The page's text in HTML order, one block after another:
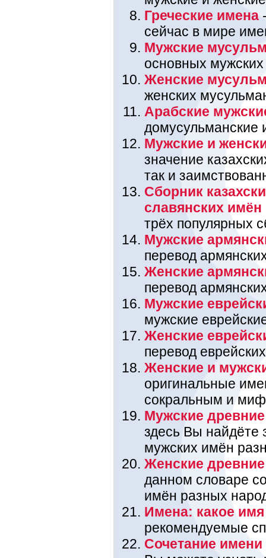
Греческие имена
сейчас в мире
Мужские
основных
Женские
женских
Арабские
домусульманские
Мужские и
значение
так и
Сборник
славянских имён
трёх популярных
Мужские
перевод
Женские
перевод
Мужские
мужские
Женские
перевод
Женские и
оригинальные
сокральным и
Мужские
здесь Вы найдёте
мужских имён
Женские
данном словаре
имён разных
Имена: какое имя
рекомендуемые
Сочетание имени